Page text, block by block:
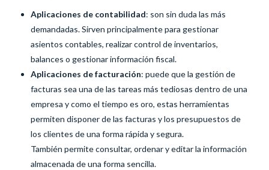
Aplicaciones de contabilidad: son sin duda las más
demandadas. Sirven principalmente para gestionar
asientos contables, realizar control de inventarios,
balances o gestionar información fiscal.
Aplicaciones de facturación: puede que la gestión de
facturas sea una de las tareas más tediosas dentro de una
empresa y como el tiempo es oro, estas herramientas
permiten disponer de las facturas y los presupuestos de
los clientes de una forma rápida y segura.
También permite consultar, ordenar y editar la información
almacenada de una forma sencilla.